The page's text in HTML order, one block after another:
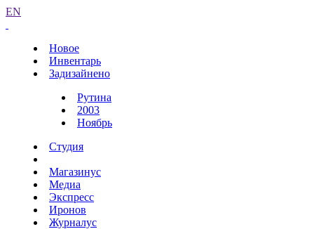
EN
Новое
Инвентарь
Задизайнено
Рутина
2003
Ноябрь
Студия
Магазинус
Медиа
Экспресс
Иронов
Журналус